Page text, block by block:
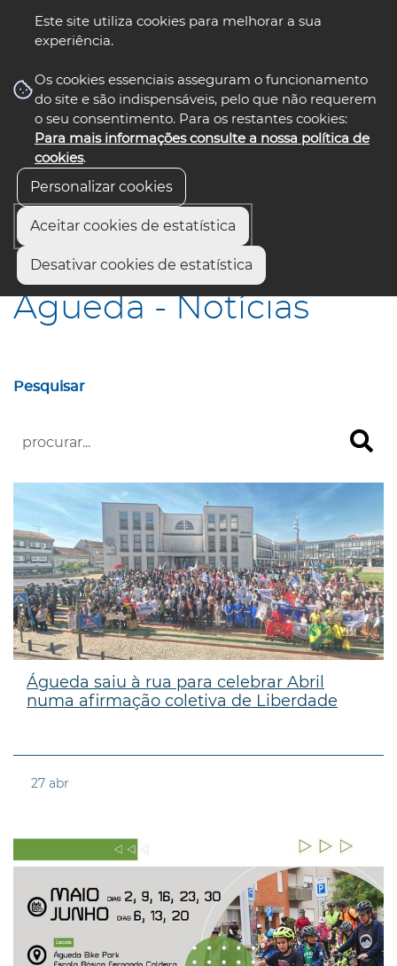
Este site utiliza cookies para melhorar a sua
experiência.
Os cookies essenciais asseguram o funcionamento
do site e são indispensáveis, pelo que não requerem
o seu consentimento. Para os restantes cookies:
Para mais informações consulte a nossa política de
cookies.
Personalizar cookies
Aceitar cookies de estatística
Desativar cookies de estatística
nos select language
Início Águeda - Notícias
Águeda - Notícias
Pesquisar
Águeda saiu à rua para celebrar Abril
numa afirmação coletiva de Liberdade
27 abr